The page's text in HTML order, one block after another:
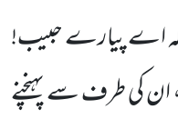
کہ اے پیارے حبیب!
، ان کی طرف سے پہنچنے